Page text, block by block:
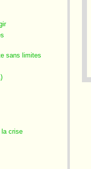
sans limites
la crise